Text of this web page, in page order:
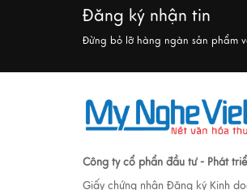
Đăng ký nhận tin
Đừng bỏ lỡ hàng ngàn sản phẩm
Công ty cổ phẩn đầu tư - Phát
Giấy chứng nhận Đăng ký Kinh